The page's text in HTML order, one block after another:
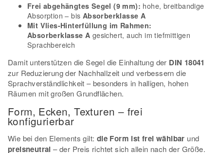
Frei abgehängtes Segel (9 mm): hohe, breitbandige
Absorption – bis Absorberklasse A
Mit Vlies-Hinterfüllung im Rahmen:
Absorberklasse A gesichert, auch im tiefmittigen
Sprachbereich
Damit unterstützen die Segel die Einhaltung der DIN 18041
zur Reduzierung der Nachhallzeit und verbessern die
Sprachverständlichkeit – besonders in halligen, hohen
Räumen mit großen Grundflächen.
Form, Ecken, Texturen – frei
konfigurierbar
Wie bei den Elements gilt: die Form ist frei wählbar und
preisneutral – der Preis richtet sich allein nach der Größe.